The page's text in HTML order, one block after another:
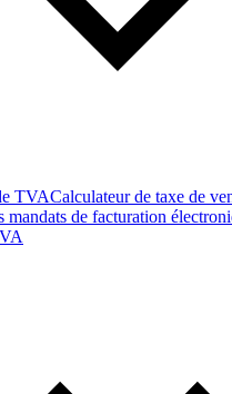
TVACalculateur de taxe de
mandats de facturation